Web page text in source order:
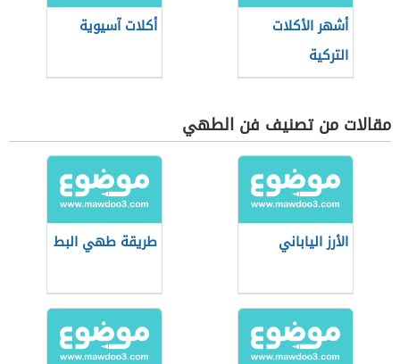
أشهر الأكلات
التركية
أكلات آسيوية
مقالات من تصنيف فن الطهي
الأرز الياباني طريقة طهي البط